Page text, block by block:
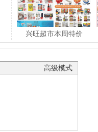
兴旺超市本周特价
高级模式